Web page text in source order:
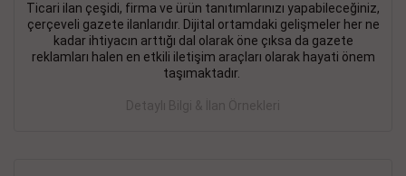
Ticari ilan çeşidi, firma ve ürün tanıtımlarınızı yapabileceğiniz,
çerçeveli gazete ilanlarıdır. Dijital ortamdaki gelişmeler her ne
kadar ihtiyacın arttığı dal olarak öne çıksa da gazete
reklamları halen en etkili iletişim araçları olarak hayati önem
taşımaktadır.
Detaylı Bilgi & İlan Örnekleri
BAKIRKÖY SATILIK İlanı- 11.09.2018
KARTALTEPEde kelepir 2+ 1 satılık daire